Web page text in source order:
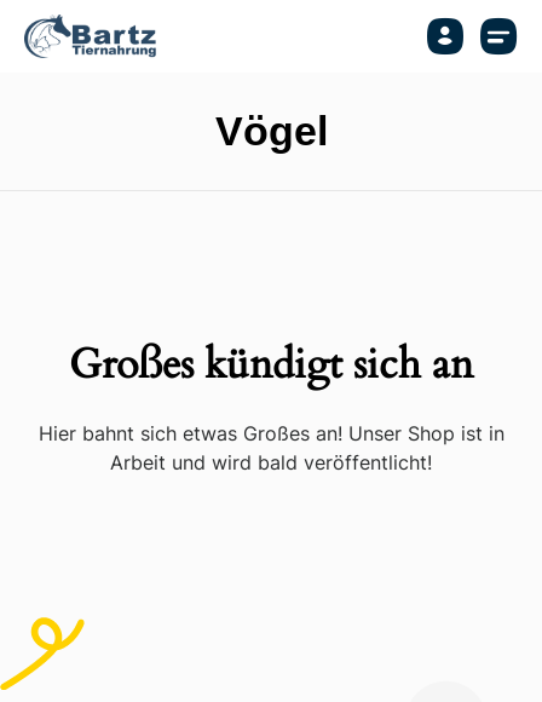
Vögel
Großes kündigt sich an
Hier bahnt sich etwas Großes an! Unser Shop ist in
Arbeit und wird bald veröffentlicht!